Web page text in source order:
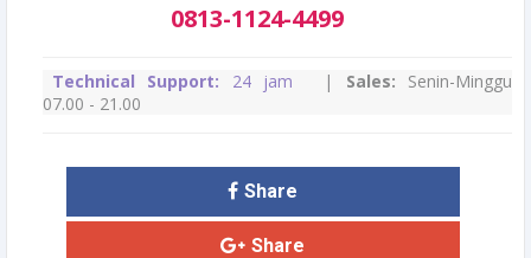
0813-1124-4499
Technical Support: 24 jam | Sales: Senin-Minggu
07.00 - 21.00
Share
Share